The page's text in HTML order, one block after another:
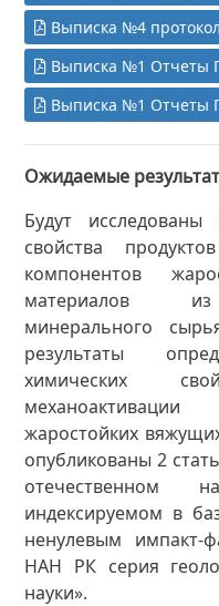
Выписка №4
Выписка №1 Отчеты
Выписка №1 Отчеты
Ожидаемые
Будут исследованы
свойства
компонентов
материалов из
минерального
результаты
химических
жаростойких
опубликованы 2
отечественном
индексируемом в
ненулевым импакт-
НАН РК серия
науки».